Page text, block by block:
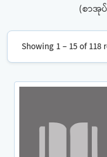
(စာအု
Showing 1 – 15 of 118